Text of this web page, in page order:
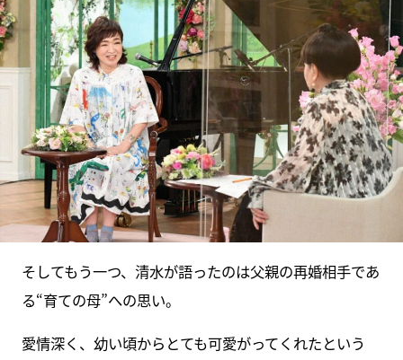
そしてもう一つ、清水が語ったのは父親の再婚相手であ
る“育ての母”への思い。
愛情深く、幼い頃からとても可愛がってくれたという